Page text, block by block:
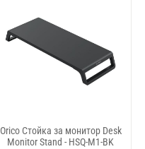
Orico Стойка за монитор Desk
Monitor Stand - HSQ-M1-BK